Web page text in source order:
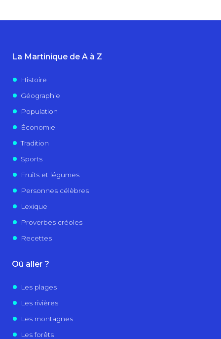
La Martinique de A à Z
Histoire
Géographie
Population
Économie
Tradition
Sports
Fruits et légumes
Personnes célèbres
Lexique
Proverbes créoles
Recettes
Où aller ?
Les plages
Les rivières
Les montagnes
Les forêts